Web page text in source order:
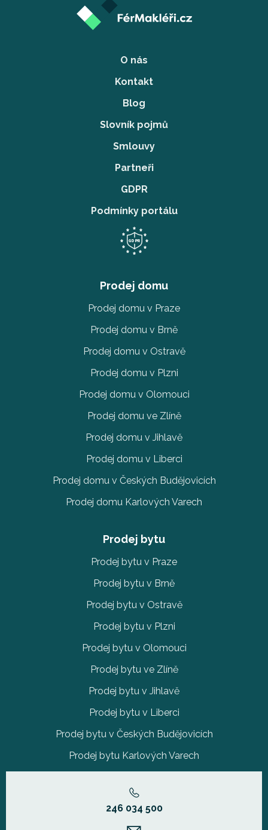
O nás
Kontakt
Blog
Slovník pojmů
Smlouvy
Partneři
GDPR
Podmínky portálu
Prodej domu
Prodej domu v Praze
Prodej domu v Brně
Prodej domu v Ostravě
Prodej domu v Plzni
Prodej domu v Olomouci
Prodej domu ve Zlíně
Prodej domu v Jihlavě
Prodej domu v Liberci
Prodej domu v Českých Budějovicích
Prodej domu Karlových Varech
Prodej bytu
Prodej bytu v Praze
Prodej bytu v Brně
Prodej bytu v Ostravě
Prodej bytu v Plzni
Prodej bytu v Olomouci
Prodej bytu ve Zlíně
Prodej bytu v Jihlavě
Prodej bytu v Liberci
Prodej bytu v Českých Budějovicích
Prodej bytu Karlových Varech
246 034 500